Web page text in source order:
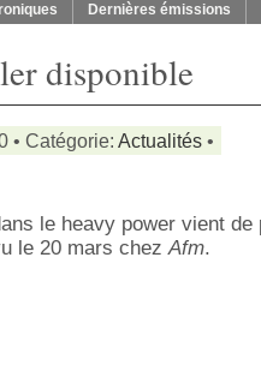
Dernières émissions
disponible
• Catégorie: Actualités •
le heavy power vient de
le 20 mars chezAfm.